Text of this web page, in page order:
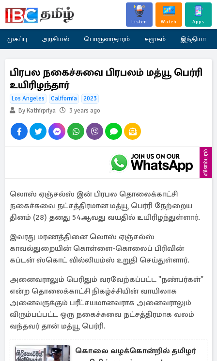
Listen Watch Apps
முகப்பு அரசியல் பொருளாதாரம் சமூகம் இந்தியா
பிரபல நகைச்சுவை பிரபலம் மத்யூ பெர்ரி
உயிரிழந்தார்
Los Angeles California
2023
By Kathirpriya
3 years ago
விளம்பரம்
லொஸ் ஏஞ்சல்ஸ் இன் பிரபல தொலைக்காட்சி
நகைச்சுவை நட்சத்திரமான மத்யூ பெர்ரி நேற்றைய
தினம் (28) தனது 54ஆவது வயதில் உயிரிழந்துள்ளார்.
இவரது மரணத்தினை லொஸ் ஏஞ்சல்ஸ்
காவல்துறையின் கொள்ளை-கொலைப் பிரிவின்
கப்டன் ஸ்கொட் வில்லியம்ஸ் உறுதி செய்துள்ளார்.
அனைவராலும் பெரிதும் வரவேற்கப்பட்ட "நண்பர்கள்"
என்ற தொலைக்காட்சி நிகழ்ச்சியின் வாயிலாக
அனைவருக்கும் பரீட்சயமானவராக அனைவராலும்
விரும்பப்பட்ட ஒரு நகைச்சுவை நட்சத்திரமாக வலம்
வந்தவர் தான் மத்யூ பெர்ரி.
கொலை வழக்கொன்றில் தமிழர்